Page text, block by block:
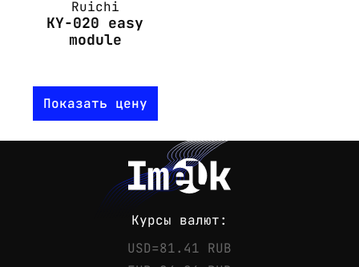
Ruichi
KY-020 easy
module
Показать цену
Курсы валют:
USD=81.41 RUB